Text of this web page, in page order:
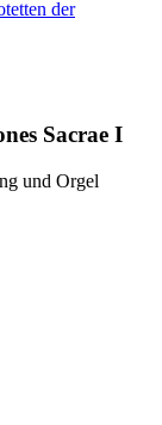
Sacrae I
und Orgel